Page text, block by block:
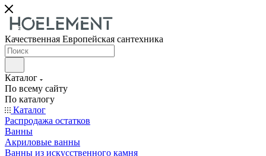
Качественная Европейская сантехника
Каталог
По всему сайту
По каталогу
Каталог
Распродажа остатков
Ванны
Акриловые ванны
Ванны из искусственного камня